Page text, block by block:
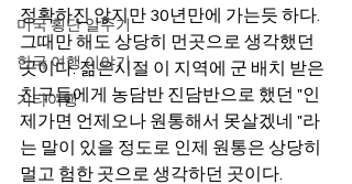
미국 횡단 일주기
한국 여행 이야기
기타여행
정확하진 않지만 30년만에 가는듯 하다.
그때만 해도 상당히 먼곳으로 생각했던
곳이다. 젊은시절 이 지역에 군 배치 받은
친구들에게 농담반 진담반으로 했던 "인
제가면 언제오나 원통해서 못살겠네 "라
는 말이 있을 정도로 인제 원통은 상당히
멀고 험한 곳으로 생각하던 곳이다.